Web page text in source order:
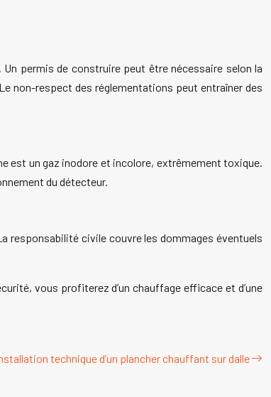
permis de construire peut être nécessaire selon la
non-respect des réglementations peut entraîner des
est un gaz inodore et incolore, extrêmement toxique.
du détecteur.
responsabilité civile couvre les dommages éventuels
vous profiterez d’un chauffage efficace et d’une
technique d’un plancher chauffant sur dalle